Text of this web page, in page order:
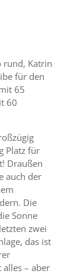
rund, Katrin
für den
65
60
Platz für
Draußen
auch der
Die
Sonne
zwei
das ist
– aber